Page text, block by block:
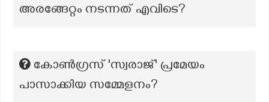
അരങ്ങേറ്റം നടന്നത് എവിടെ?
കോൺഗ്രസ് 'സ്വരാജ്' പ്രമേയം
പാസാക്കിയ സമ്മേളനം?